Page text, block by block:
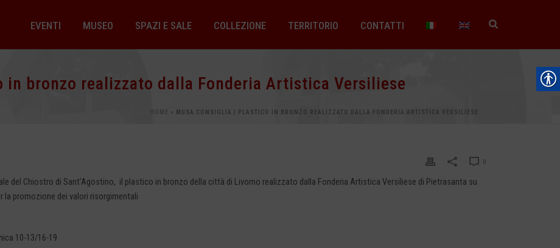
EVENTI MUSEO SPAZI E SALE COLLEZIONE TERRITORIO CONTATTI
in bronzo realizzato dalla Fonderia Artistica Versiliese
» MUSA CONSIGLIA | PLASTICO IN BRONZO REALIZZATO DALLA FONDERIA ARTISTICA VERSILIESE
0
del Chiostro di Sant’Agostino, il plastico in bronzo della città di Livorno realizzato dalla Fonderia Artistica Versiliese di Pietrasanta su
la promozione dei valori risorgimentali
10-13/16-19